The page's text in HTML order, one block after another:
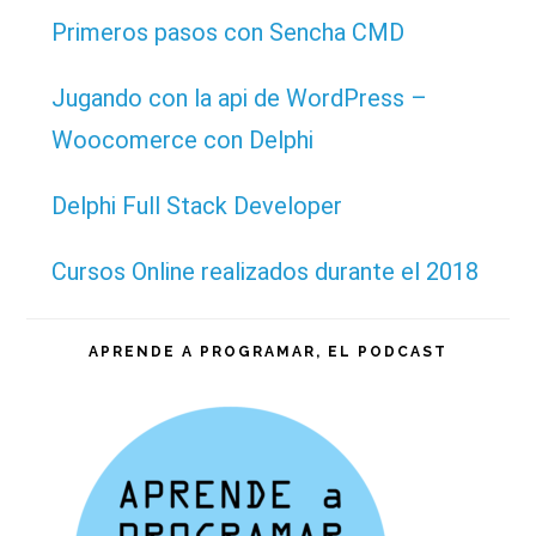
Primeros pasos con Sencha CMD
Jugando con la api de WordPress –
Woocomerce con Delphi
Delphi Full Stack Developer
Cursos Online realizados durante el 2018
APRENDE A PROGRAMAR, EL PODCAST